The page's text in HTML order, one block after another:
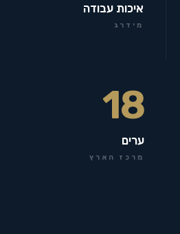
איכות עבודה
מידרג
18
ערים
מרכז הארץ